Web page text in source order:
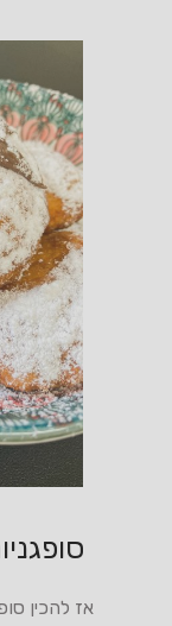
סופגניות
אז להכין